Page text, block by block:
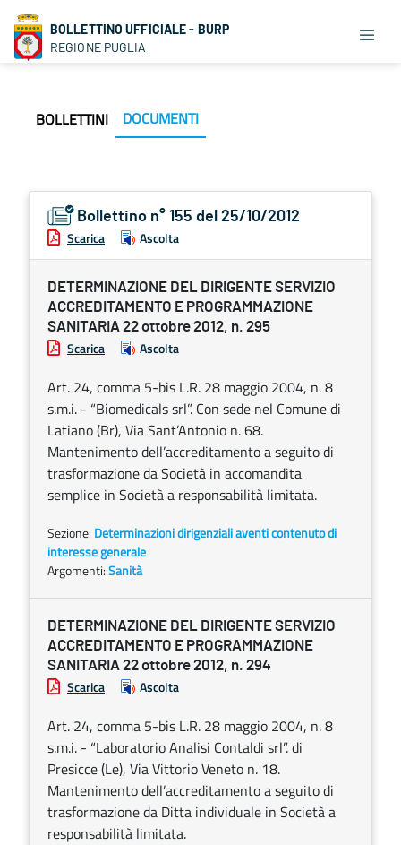
BOLLETTINO UFFICIALE - BURP
REGIONE PUGLIA
BOLLETTINI DOCUMENTI
Bollettino n° 155 del 25/10/2012
Scarica Ascolta
DETERMINAZIONE DEL DIRIGENTE SERVIZIO
ACCREDITAMENTO E PROGRAMMAZIONE
SANITARIA 22 ottobre 2012, n. 295
Scarica Ascolta
Art. 24, comma 5-bis L.R. 28 maggio 2004, n. 8
s.m.i. - “Biomedicals srl”. Con sede nel Comune di
Latiano (Br), Via Sant’Antonio n. 68.
Mantenimento dell’accreditamento a seguito di
trasformazione da Società in accomandita
semplice in Società a responsabilità limitata.
Sezione: Determinazioni dirigenziali aventi contenuto di
interesse generale
Argomenti:Sanità
DETERMINAZIONE DEL DIRIGENTE SERVIZIO
ACCREDITAMENTO E PROGRAMMAZIONE
SANITARIA 22 ottobre 2012, n. 294
Scarica Ascolta
Art. 24, comma 5-bis L.R. 28 maggio 2004, n. 8
s.m.i. - “Laboratorio Analisi Contaldi srl”. di
Presicce (Le), Via Vittorio Veneto n. 18.
Mantenimento dell’accreditamento a seguito di
trasformazione da Ditta individuale in Società a
responsabilità limitata.